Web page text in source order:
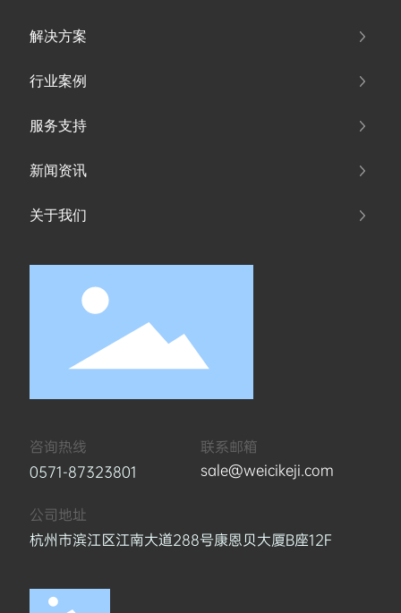
解决方案
行业案例
服务支持
新闻资讯
关于我们
咨询热线
0571-87323801
联系邮箱
sale@weicikeji.com
公司地址
杭州市滨江区江南大道288号康恩贝大厦B座12F